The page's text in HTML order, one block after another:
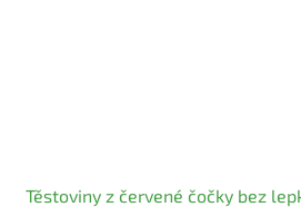
Těstoviny z červené čočky bez